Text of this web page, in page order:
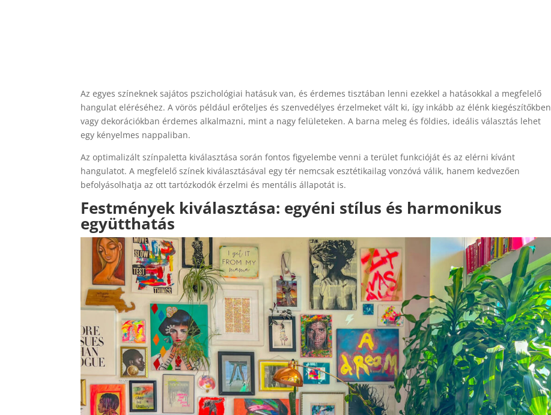
Az egyes színeknek sajátos pszichológiai hatásuk van, és érdemes tisztában lenni ezekkel a hatásokkal a megfelelő
hangulat eléréséhez. A vörös például erőteljes és szenvedélyes érzelmeket vált ki, így inkább az élénk kiegészítőkben
vagy dekorációkban érdemes alkalmazni, mint a nagy felületeken. A barna meleg és földies, ideális választás lehet
egy kényelmes nappaliban.
Az optimalizált színpaletta kiválasztása során fontos figyelembe venni a terület funkcióját és az elérni kívánt
hangulatot. A megfelelő színek kiválasztásával egy tér nemcsak esztétikailag vonzóvá válik, hanem kedvezően
befolyásolhatja az ott tartózkodók érzelmi és mentális állapotát is.
Festmények kiválasztása: egyéni stílus és harmonikus
együtthatás